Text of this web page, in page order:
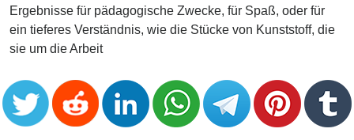
Ergebnisse für pädagogische Zwecke, für Spaß, oder für
ein tieferes Verständnis, wie die Stücke von Kunststoff, die
sie um die Arbeit